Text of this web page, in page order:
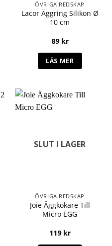
ÖVRIGA REDSKAP
Lacor Äggring Silikon Ø
10 cm
89 kr
LÄS MER
SLUT I LAGER
ÖVRIGA REDSKAP
Joie Äggkokare Till
Micro EGG
119 kr